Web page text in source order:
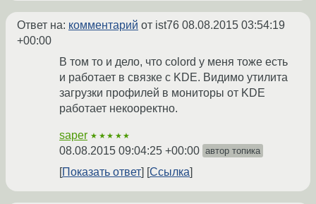
Ответ на: комментарий от ist76 08.08.2015 03:54:19
+00:00
В том то и дело, что colord у меня тоже есть
и работает в связке с KDE. Видимо утилита
загрузки профилей в мониторы от KDE
работает некооректно.
saper ★★★★★
08.08.2015 09:04:25 +00:00 автор топика
Показать ответ Ссылка